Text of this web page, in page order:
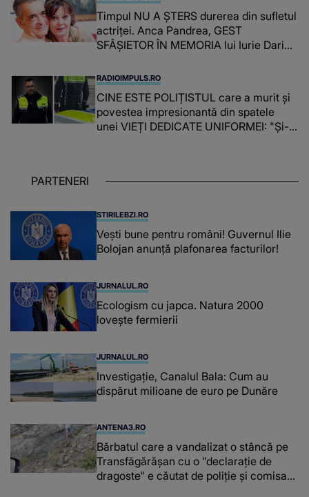
Timpul NU A ȘTERS durerea din sufletul
actriței. Anca Pandrea, GEST
SFÂȘIETOR ÎN MEMORIA lui Iurie Darie:
timpul parcă..."
RADIOIMPULS.RO
CINE ESTE POLIȚISTUL care a murit și
povestea impresionantă din spatele
unei VIEȚI DEDICATE UNIFORMEI: "Și-a
PARTENERI
STIRILEBZI.RO
Vești bune pentru români! Guvernul Ilie
Bolojan anunță plafonarea facturilor!
JURNALUL.RO
Ecologism cu japca. Natura 2000
lovește fermierii
JURNALUL.RO
Investigație, Canalul Bala: Cum au
dispărut milioane de euro pe Dunăre
ANTENA3.RO
Bărbatul care a vandalizat o stâncă pe
Transfăgărășan cu o "declaraţie de
dragoste" e căutat de poliție și comisarii